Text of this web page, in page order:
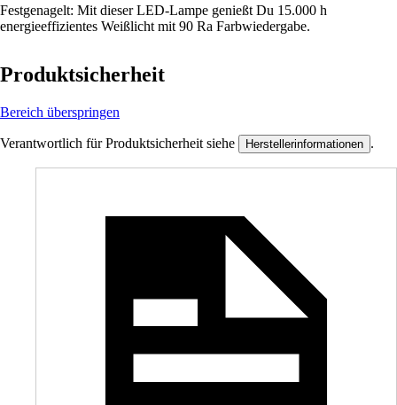
Festgenagelt: Mit dieser LED-Lampe genießt Du 15.000 h
energieeffizientes Weißlicht mit 90 Ra Farbwiedergabe.
Produktsicherheit
Bereich überspringen
Verantwortlich für Produktsicherheit siehe Herstellerinformationen .